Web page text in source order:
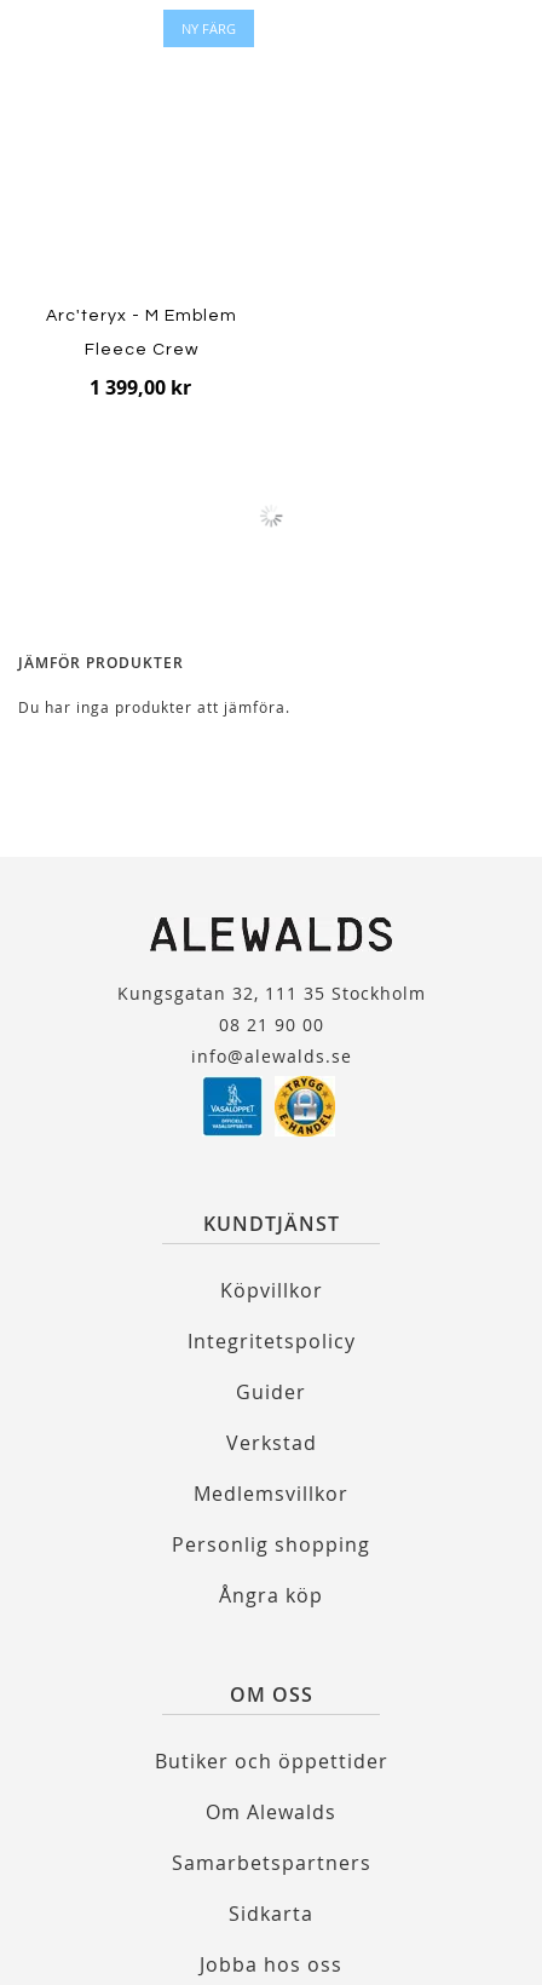
NY FÄRG
Arc'teryx - M Emblem
Fleece Crew
1 399,00 kr
JÄMFÖR PRODUKTER
Du har inga produkter att jämföra.
Kungsgatan 32, 111 35 Stockholm
08 21 90 00
info@alewalds.se
KUNDTJÄNST
Köpvillkor
Integritetspolicy
Guider
Verkstad
Medlemsvillkor
Personlig shopping
Ångra köp
OM OSS
Butiker och öppettider
Om Alewalds
Samarbetspartners
Sidkarta
Jobba hos oss